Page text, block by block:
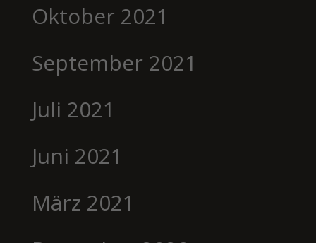
Oktober 2021
September 2021
Juli 2021
Juni 2021
März 2021